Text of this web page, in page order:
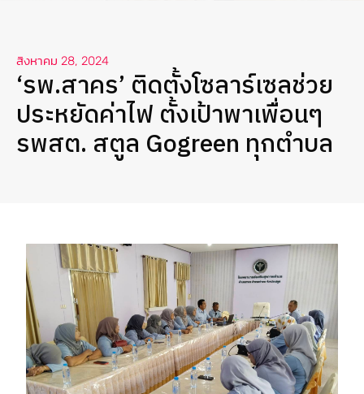
สิงหาคม 28, 2024
‘รพ.สาคร’ ติดตั้งโซลาร์เซลช่วย
ประหยัดค่าไฟ ตั้งเป้าพาเพื่อนๆ
รพสต. สตูล Gogreen ทุกตำบล